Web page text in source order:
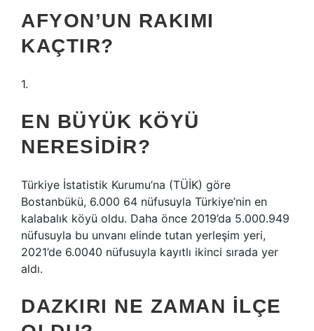
AFYON’UN RAKIMI
KAÇTIR?
1.
EN BÜYÜK KÖYÜ
NERESIDIR?
Türkiye İstatistik Kurumu’na (TÜİK) göre
Bostanbükü, 6.000 64 nüfusuyla Türkiye’nin en
kalabalık köyü oldu. Daha önce 2019’da 5.000.949
nüfusuyla bu unvanı elinde tutan yerleşim yeri,
2021’de 6.0040 nüfusuyla kayıtlı ikinci sırada yer
aldı.
DAZKIRI NE ZAMAN ILÇE